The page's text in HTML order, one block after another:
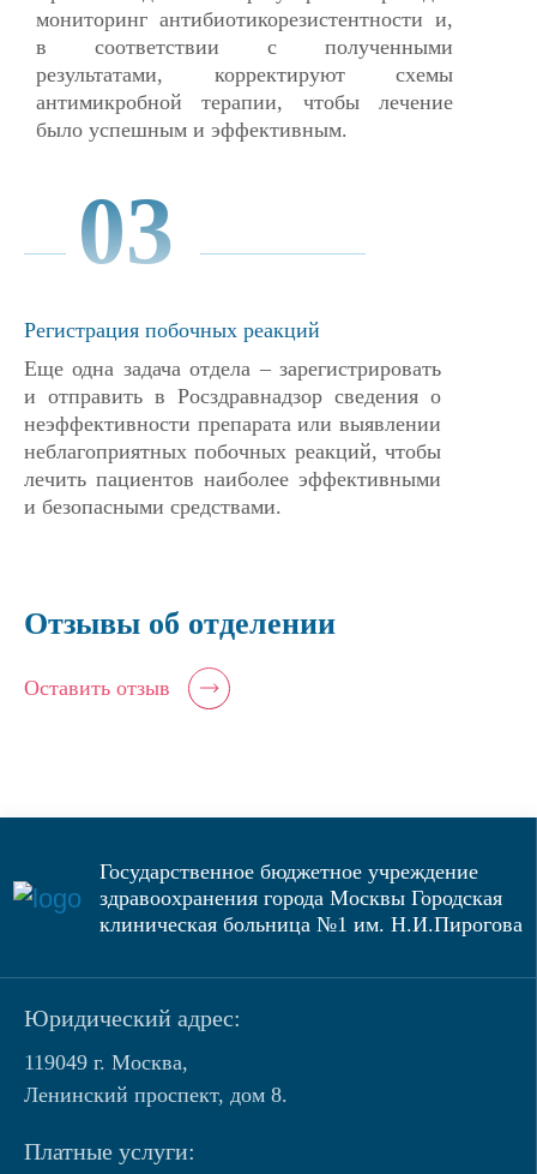
мониторинг антибиотикорезистентности и,
в соответствии с полученными
результатами, корректируют схемы
антимикробной терапии, чтобы лечение
было успешным и эффективным.
03
Регистрация побочных реакций
Еще одна задача отдела – зарегистрировать
и отправить в Росздравнадзор сведения о
неэффективности препарата или выявлении
неблагоприятных побочных реакций, чтобы
лечить пациентов наиболее эффективными
и безопасными средствами.
Отзывы об отделении
Оставить отзыв
Государственное бюджетное учреждение
здравоохранения города Москвы Городская
клиническая больница №1 им. Н.И.Пирогова
Юридический адрес:
119049 г. Москва,
Ленинский проспект, дом 8.
Платные услуги: